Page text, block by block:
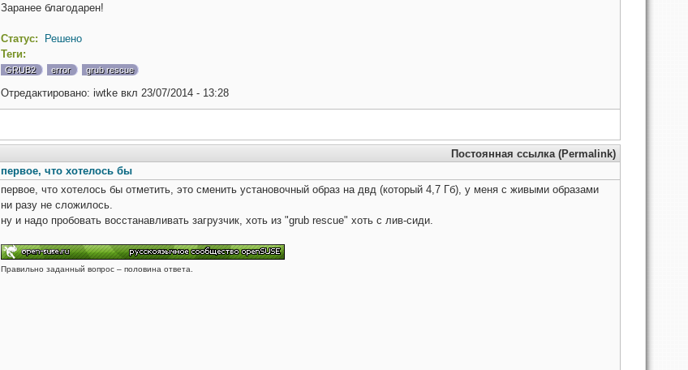
Заранее благодарен!
Статус:
Решено
Теги:
GRUB2 error grub rescue
Отредактировано: iwtke вкл 23/07/2014 - 13:28
Постоянная ссылка (Permalink)
первое, что хотелось бы
первое, что хотелось бы отметить, это сменить установочный образ на двд (который 4,7 Гб), у меня с живыми образами
ни разу не сложилось.
ну и надо пробовать восстанавливать загрузчик, хоть из "grub rescue" хоть с лив-сиди.
Правильно заданный вопрос – половина ответа.